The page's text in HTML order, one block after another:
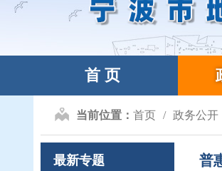
首 页
当前位置： 首页 政务公开
最新专题 普